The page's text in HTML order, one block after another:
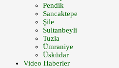
Pendik
Sancaktepe
Şile
Sultanbeyli
Tuzla
Ümraniye
Üsküdar
Video Haberler